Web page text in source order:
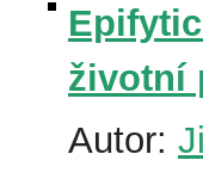
životní
Autor: